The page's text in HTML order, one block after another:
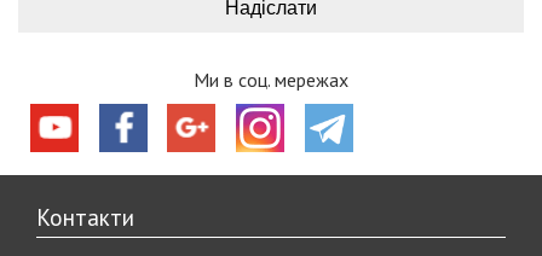
Ми в соц. мережах
Контакти